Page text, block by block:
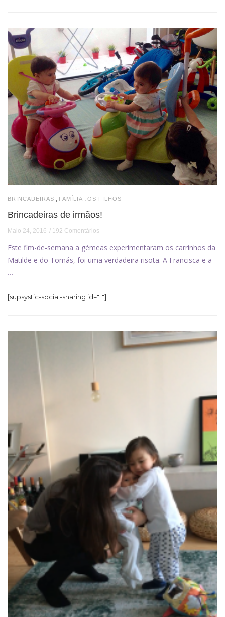
BRINCADEIRAS , FAMÍLIA , OS FILHOS
Brincadeiras de irmãos!
Maio 24, 2016 192 Comentários
Este fim-de-semana a gémeas experimentaram os carrinhos da
Matilde e do Tomás, foi uma verdadeira risota. A Francisca e a
…
[supsystic-social-sharing id="1"]